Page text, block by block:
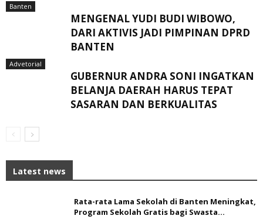
Banten
MENGENAL YUDI BUDI WIBOWO,
DARI AKTIVIS JADI PIMPINAN DPRD
BANTEN
Advetorial
GUBERNUR ANDRA SONI INGATKAN
BELANJA DAERAH HARUS TEPAT
SASARAN DAN BERKUALITAS
Latest news
Rata-rata Lama Sekolah di Banten Meningkat,
‎Program Sekolah Gratis bagi Swasta...